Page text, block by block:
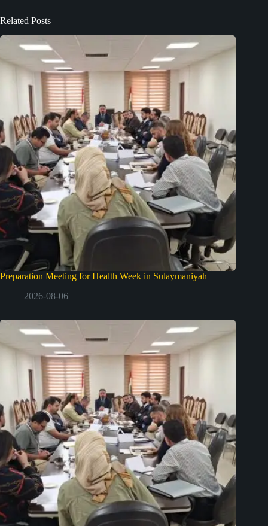
Related Posts
Preparation Meeting for Health Week in Sulaymaniyah
2026-08-06